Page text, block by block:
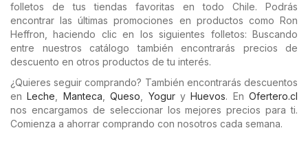
folletos de tus tiendas favoritas en todo Chile. Podrás
encontrar las últimas promociones en productos como Ron
Heffron, haciendo clic en los siguientes folletos: Buscando
entre nuestros catálogo también encontrarás precios de
descuento en otros productos de tu interés.
¿Quieres seguir comprando? También encontrarás descuentos
enLeche Manteca ,Queso YoguryHuevos. En Ofertero.cl
nos encargamos de seleccionar los mejores precios para ti.
Comienza a ahorrar comprando con nosotros cada semana.